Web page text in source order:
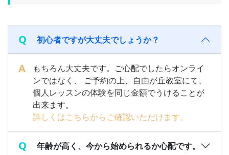
初心者ですが大丈夫でしょうか？
もちろん大丈夫です。ご心配でしたらオンライ
ンではなく、 ご予約の上、自由が丘教室にて、
個人レッスンの体験を同じ金額でうけることが
出来ます。
詳しくはこちらからご確認いただけます。
年齢が高く、今から始められるか心配です。